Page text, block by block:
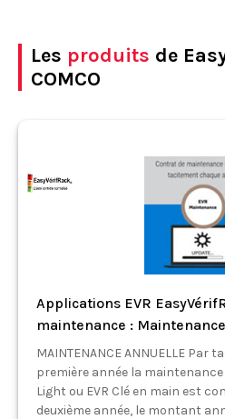
Les produits de
COMCO
Applications EVR
maintenance : Maintenance
MAINTENANCE ANNUELLE Par
première année la maintenance
Light ou EVR Clé en main est
deuxième année, le montant